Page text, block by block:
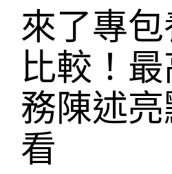
來了專
比較！
務陳述
看